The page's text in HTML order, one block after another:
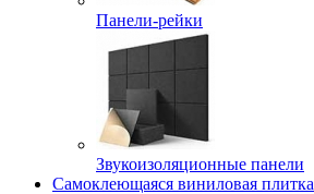
Панели-рейки
Звукоизоляционные панели
Самоклеющаяся виниловая плитка